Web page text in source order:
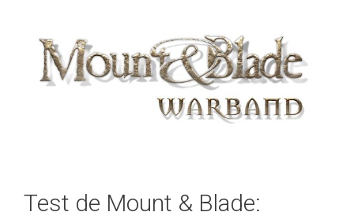
Test de Mount & Blade: